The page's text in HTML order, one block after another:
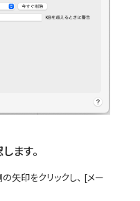
ます。
矢印をクリックし、 [メー